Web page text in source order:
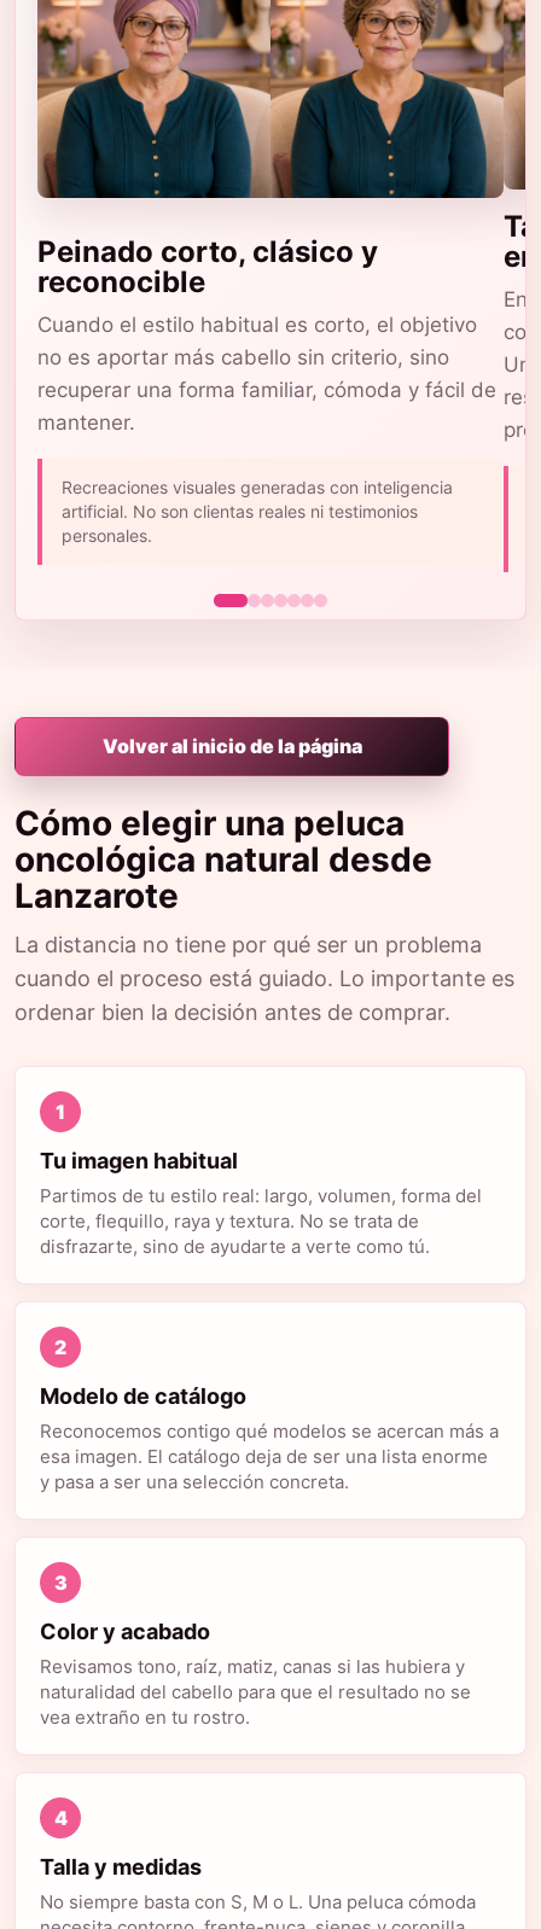
Peinado corto, clásico y
reconocible
Cuando el estilo habitual es corto, el objetivo
no es aportar más cabello sin criterio, sino
recuperar una forma familiar, cómoda y fácil de
mantener.
Recreaciones visuales generadas con inteligencia
artificial. No son clientas reales ni testimonios
personales.
En
Volver al inicio de la página
Cómo elegir una peluca
oncológica natural desde
Lanzarote
La distancia no tiene por qué ser un problema
cuando el proceso está guiado. Lo importante es
ordenar bien la decisión antes de comprar.
1
Tu imagen habitual
Partimos de tu estilo real: largo, volumen, forma del
corte, flequillo, raya y textura. No se trata de
disfrazarte, sino de ayudarte a verte como tú.
2
Modelo de catálogo
Reconocemos contigo qué modelos se acercan más a
esa imagen. El catálogo deja de ser una lista enorme
y pasa a ser una selección concreta.
3
Color y acabado
Revisamos tono, raíz, matiz, canas si las hubiera y
naturalidad del cabello para que el resultado no se
vea extraño en tu rostro.
4
Talla y medidas
No siempre basta con S, M o L. Una peluca cómoda